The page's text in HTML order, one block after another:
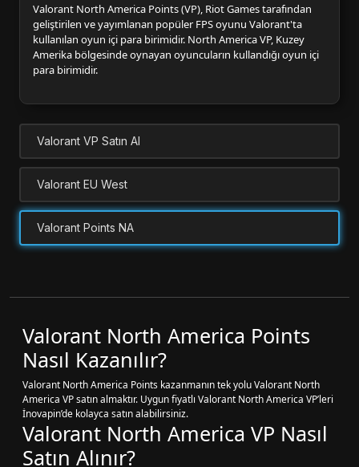
Valorant North America Points (VP), Riot Games tarafından
geliştirilen ve yayımlanan popüler FPS oyunu Valorant'ta
kullanılan oyun içi para birimidir. North America VP, Kuzey
Amerika bölgesinde oynayan oyuncuların kullandığı oyun içi
para birimidir.
Valorant VP Satın Al
Valorant EU West
Valorant Points NA
Valorant North America Points
Nasıl Kazanılır?
Valorant North America Points kazanmanın tek yolu Valorant North
America VP satın almaktır. Uygun fiyatlı Valorant North America VP’leri
İnovapin’de kolayca satın alabilirsiniz.
Valorant North America VP Nasıl
Satın Alınır?